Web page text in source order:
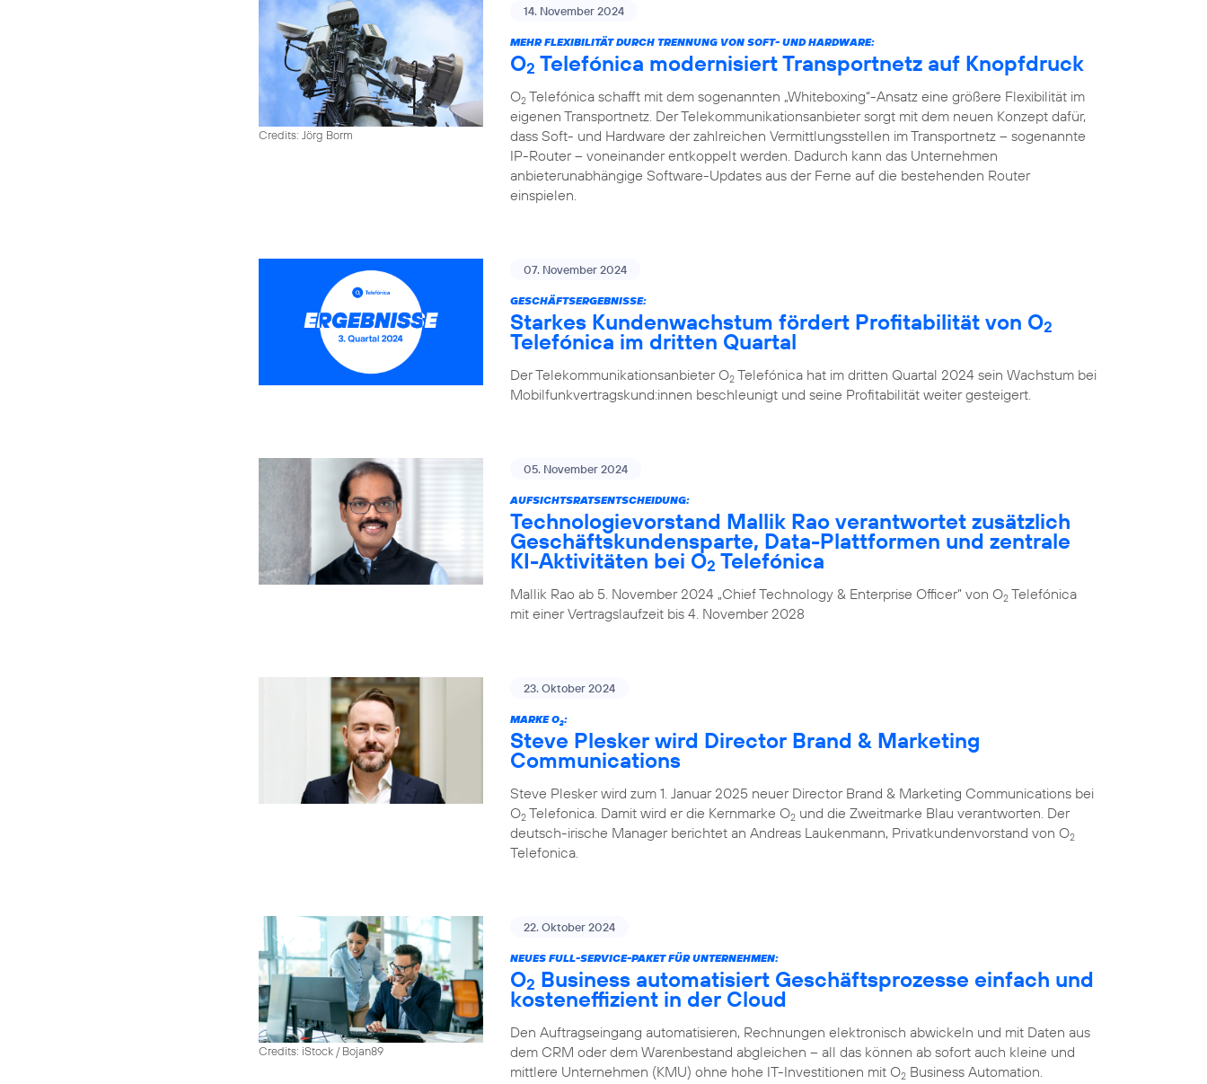
Credits: Jörg Borm
14. November 2024
MEHR FLEXIBILITÄT DURCH TRENNUNG VON SOFT- UND HARDWARE:
O2 Telefónica modernisiert Transportnetz auf Knopfdruck
O2 Telefónica schafft mit dem sogenannten „Whiteboxing“-Ansatz eine größere Flexibilität im
eigenen Transportnetz. Der Telekommunikationsanbieter sorgt mit dem neuen Konzept dafür,
dass Soft- und Hardware der zahlreichen Vermittlungsstellen im Transportnetz – sogenannte
IP-Router – voneinander entkoppelt werden. Dadurch kann das Unternehmen
anbieterunabhängige Software-Updates aus der Ferne auf die bestehenden Router
einspielen.
07. November 2024
GESCHÄFTSERGEBNISSE:
Starkes Kundenwachstum fördert Profitabilität von O2
Telefónica im dritten Quartal
Der Telekommunikationsanbieter O2 Telefónica hat im dritten Quartal 2024 sein Wachstum bei
Mobilfunkvertragskund:innen beschleunigt und seine Profitabilität weiter gesteigert.
05. November 2024
AUFSICHTSRATSENTSCHEIDUNG:
Technologievorstand Mallik Rao verantwortet zusätzlich
Geschäftskundensparte, Data-Plattformen und zentrale
KI-Aktivitäten bei O2 Telefónica
Mallik Rao ab 5. November 2024 „Chief Technology & Enterprise Officer” von O2 Telefónica
mit einer Vertragslaufzeit bis 4. November 2028
23. Oktober 2024
MARKE O2:
Steve Plesker wird Director Brand & Marketing
Communications
Steve Plesker wird zum 1. Januar 2025 neuer Director Brand & Marketing Communications bei
O2 Telefonica. Damit wird er die Kernmarke O2 und die Zweitmarke Blau verantworten. Der
deutsch-irische Manager berichtet an Andreas Laukenmann, Privatkundenvorstand von O2
Telefonica.
Credits: iStock / Bojan89
22. Oktober 2024
NEUES FULL-SERVICE-PAKET FÜR UNTERNEHMEN:
O2 Business automatisiert Geschäftsprozesse einfach und
kosteneffizient in der Cloud
Den Auftragseingang automatisieren, Rechnungen elektronisch abwickeln und mit Daten aus
dem CRM oder dem Warenbestand abgleichen – all das können ab sofort auch kleine und
mittlere Unternehmen (KMU) ohne hohe IT-Investitionen mit O2 Business Automation.